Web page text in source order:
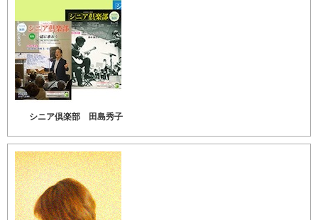
シニア倶楽部 田島秀子